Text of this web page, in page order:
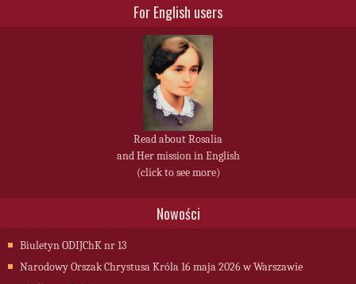
For English users
Read about Rosalia
and Her mission in English
(click to see more)
Nowości
Biuletyn ODIJChK nr 13
Narodowy Orszak Chrystusa Króla 16 maja 2026 w Warszawie